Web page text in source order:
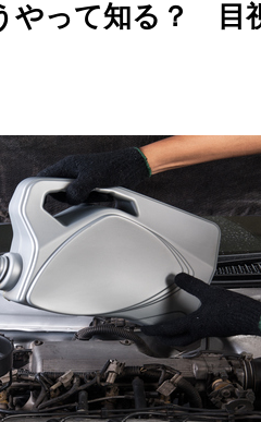
やって知る？ 目